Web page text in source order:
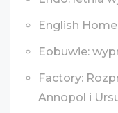
English
Eobuwie:
Factory:
Annopol i